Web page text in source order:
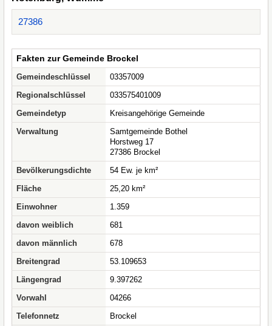
27386
Fakten zur Gemeinde Brockel
Gemeindeschlüssel
03357009
Regionalschlüssel
033575401009
Gemeindetyp
Kreisangehörige Gemeinde
Verwaltung
Samtgemeinde Bothel
Horstweg 17
27386 Brockel
Bevölkerungsdichte
54 Ew. je km²
Fläche
25,20 km²
Einwohner
1.359
davon weiblich
681
davon männlich
678
Breitengrad
53.109653
Längengrad
9.397262
Vorwahl
04266
Telefonnetz
Brockel